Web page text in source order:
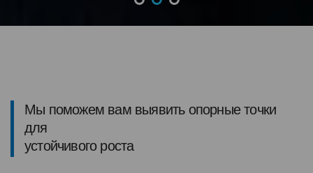
Мы поможем вам выявить опорные точки
для
устойчивого роста